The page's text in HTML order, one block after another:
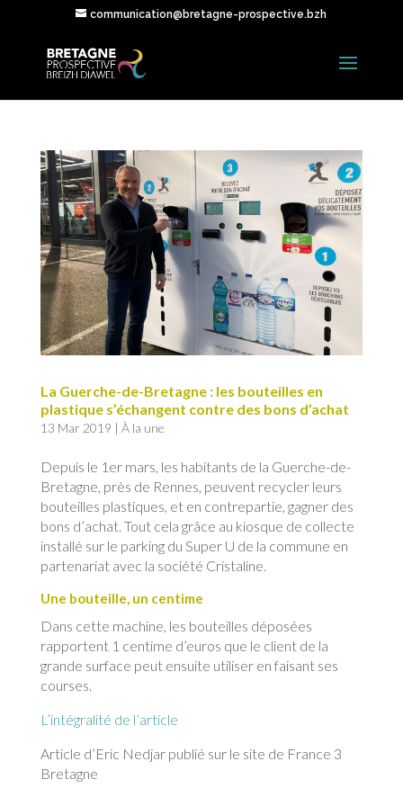
communication@bretagne-prospective.bzh
La Guerche-de-Bretagne : les bouteilles en
plastique s’échangent contre des bons d’achat
13 Mar 2019 | À la une
Depuis le 1er mars, les habitants de la Guerche-de-
Bretagne, près de Rennes, peuvent recycler leurs
bouteilles plastiques, et en contrepartie, gagner des
bons d’achat. Tout cela grâce au kiosque de collecte
installé sur le parking du Super U de la commune en
partenariat avec la société Cristaline.
Une bouteille, un centime
Dans cette machine, les bouteilles déposées
rapportent 1 centime d’euros que le client de la
grande surface peut ensuite utiliser en faisant ses
courses.
L’intégralité de l’article
Article d’Eric Nedjar publié sur le site de France 3
Bretagne